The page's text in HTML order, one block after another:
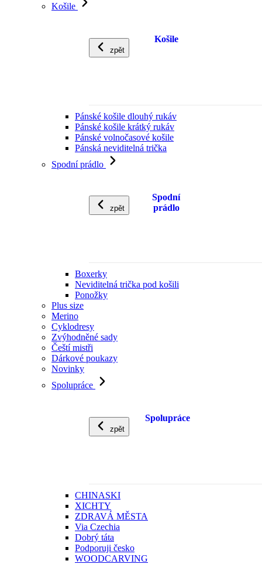
Košile
zpět
Košile
Pánské košile dlouhý rukáv
Pánské košile krátký rukáv
Pánské volnočasové košile
Pánská neviditelná trička
Spodní prádlo
zpět
Spodní
prádlo
Boxerky
Neviditelná trička pod košili
Ponožky
Plus size
Merino
Cyklodresy
Zvýhodněné sady
Čeští mistři
Dárkové poukazy
Novinky
Spolupráce
zpět
Spolupráce
CHINASKI
XICHTY
ZDRAVÁ MĚSTA
Via Czechia
Dobrý táta
Podporuji česko
WOODCARVING